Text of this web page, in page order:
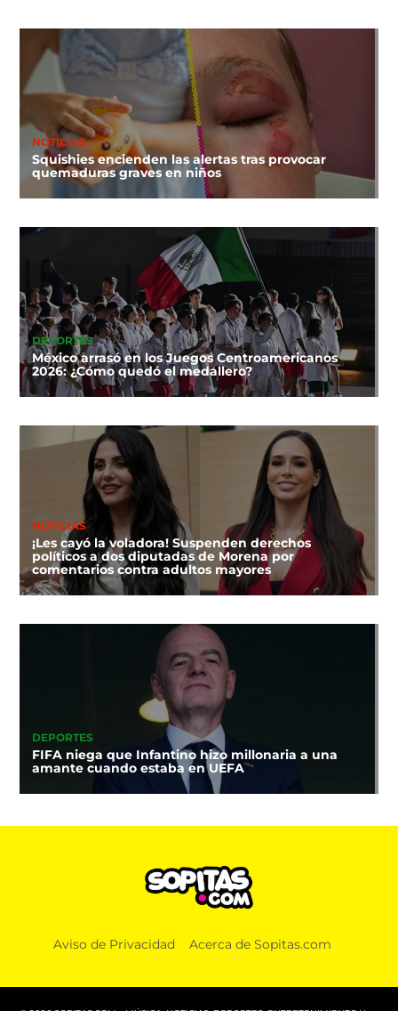
NOTICIAS
Squishies encienden las alertas tras provocar
quemaduras graves en niños
DEPORTES
México arrasó en los Juegos Centroamericanos
2026: ¿Cómo quedó el medallero?
NOTICIAS
¡Les cayó la voladora! Suspenden derechos
políticos a dos diputadas de Morena por
comentarios contra adultos mayores
DEPORTES
FIFA niega que Infantino hizo millonaria a una
amante cuando estaba en UEFA
Aviso de Privacidad Acerca de Sopitas.com